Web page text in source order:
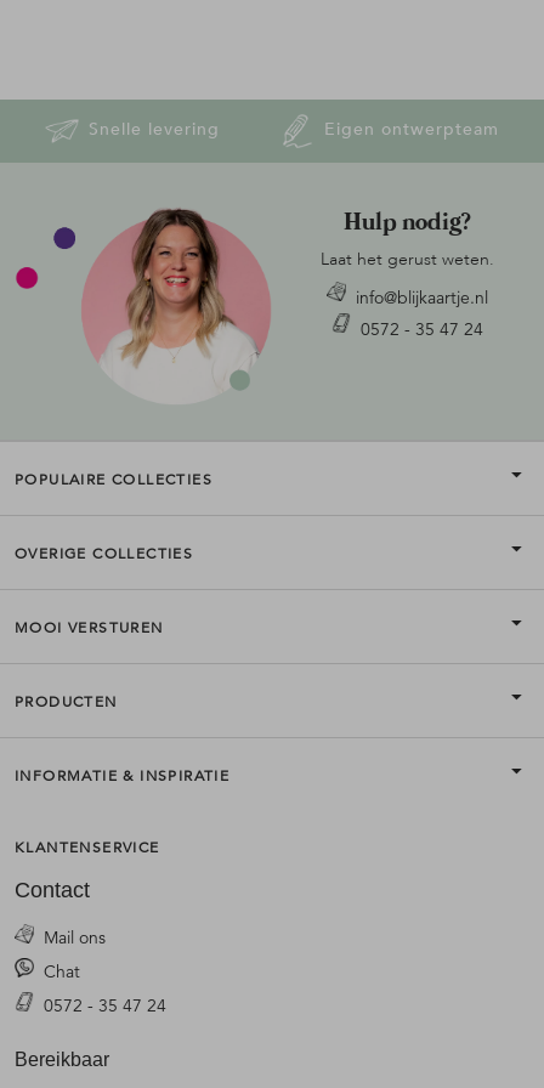
Snelle levering Eigen ontwerpteam
Hulp nodig?
Laat het gerust weten.
info@blijkaartje.nl
0572 - 35 47 24
POPULAIRE COLLECTIES
OVERIGE COLLECTIES
MOOI VERSTUREN
PRODUCTEN
INFORMATIE & INSPIRATIE
KLANTENSERVICE
Contact
Mail ons
Chat
0572 - 35 47 24
Bereikbaar